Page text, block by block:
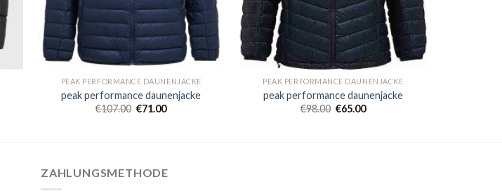
PEAK PERFORMANCE DAUNENJACKE
peak performance daunenjacke
€107.00 €71.00
PEAK PERFORMANCE DAUNENJACKE
peak performance daunenjacke
€98.00 €65.00
ZAHLUNGSMETHODE